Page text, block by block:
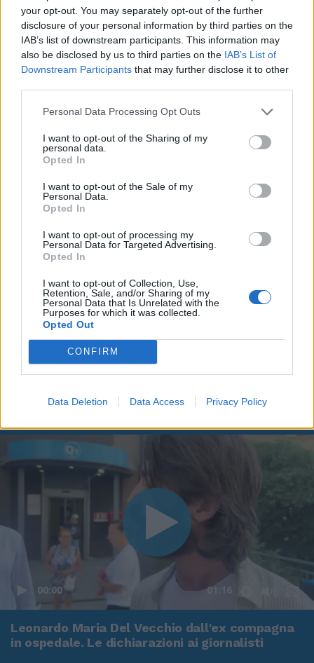
your opt-out. You may separately opt-out of the further
disclosure of your personal information by third parties on the
IAB’s list of downstream participants. This information may
also be disclosed by us to third parties on the IAB’s List of
Downstream Participants that may further disclose it to other
Personal Data Processing Opt Outs
I want to opt-out of the Sharing of my
personal data.
Opted In
I want to opt-out of the Sale of my
Personal Data.
Opted In
I want to opt-out of processing my
Personal Data for Targeted Advertising.
Opted In
I want to opt-out of Collection, Use,
Retention, Sale, and/or Sharing of my
Personal Data that Is Unrelated with the
Purposes for which it was collected.
Opted Out
CONFIRM
Data Deletion Data Access Privacy Policy
00:00 01:16
Leonardo Maria Del Vecchio dall'ex compagna
in ospedale. Le dichiarazioni ai giornalisti